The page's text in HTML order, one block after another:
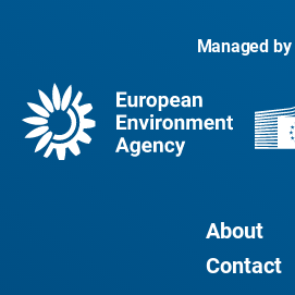
Managed by
About
Contact